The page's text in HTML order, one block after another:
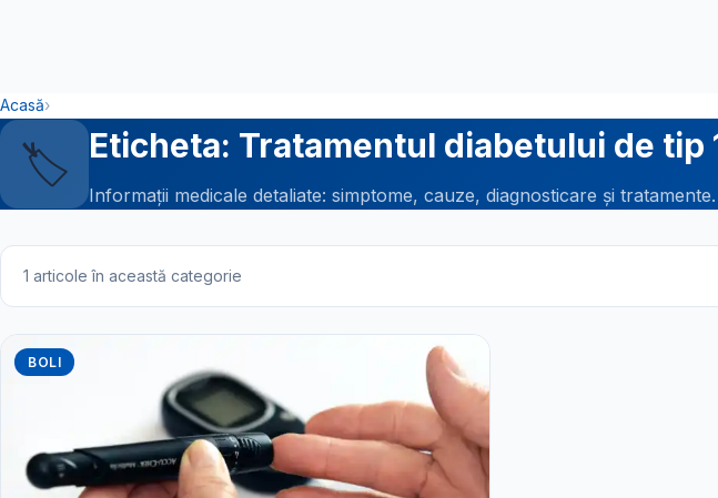
Acasă›
🏷️ Eticheta: Tratamentul diabetului de tip
Informații medicale detaliate: simptome, cauze, diagnosticare și tratamente.
1 articole în această categorie
BOLI